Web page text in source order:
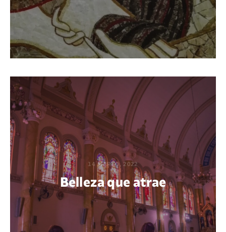
14 MARZO, 2022
Belleza que atrae
POR JASON LARREA HERRERA